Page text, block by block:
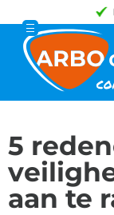
5
aan te